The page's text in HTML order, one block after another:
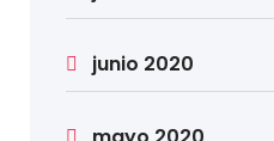
junio 2020